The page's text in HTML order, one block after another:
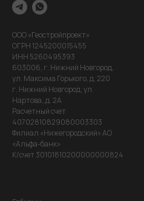
ООО «Геостройпроект»
ОГРН 1245200015455
ИНН 5260495393
603006, г. Нижний Новгород,
ул. Максима Горького, д. 220
г. Нижний Новгород, ул.
Нартова,,д. 2А
Расчетный счет
40702810829080003303
Филиал «Нижегородский» АО
«Альфа-банк»
К/счет 30101810200000000824